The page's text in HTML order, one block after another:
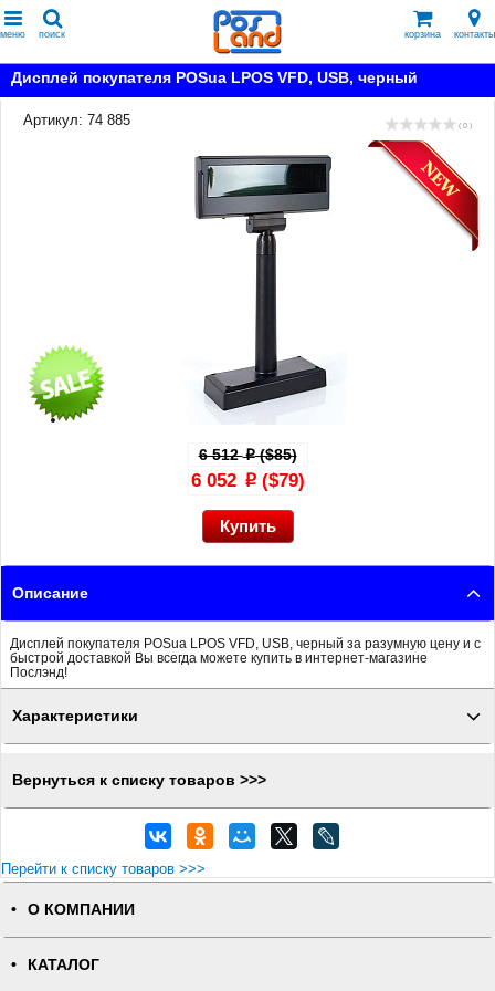
меню поиск корзина контакты
Дисплей покупателя POSua LPOS VFD, USB, черный
Артикул: 74 885 ( 0 )
6 512p($85)
6 052 p($79)
Описание
Дисплей покупателя POSua LPOS VFD, USB, черный за разумную цену и с
быстрой доставкой Вы всегда можете купить в интернет-магазине
Послэнд!
Характеристики
Вернуться к списку товаров >>>
Перейти к списку товаров >>>
О КОМПАНИИ
КАТАЛОГ